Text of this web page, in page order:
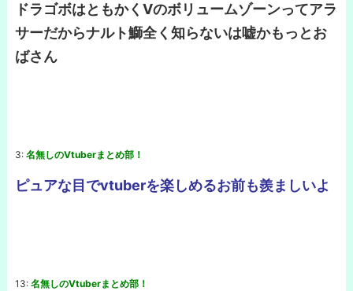
ドラゴボはともかくVのボリュームゾーンってアラ
サーだからナルト鰤全く知らないは嘘かもっとお
ばさん
3: 名無しのVtuberまとめ部！
ピュアな目でvtuberを楽しめるお前も羨ましいよ
13: 名無しのVtuberまとめ部！